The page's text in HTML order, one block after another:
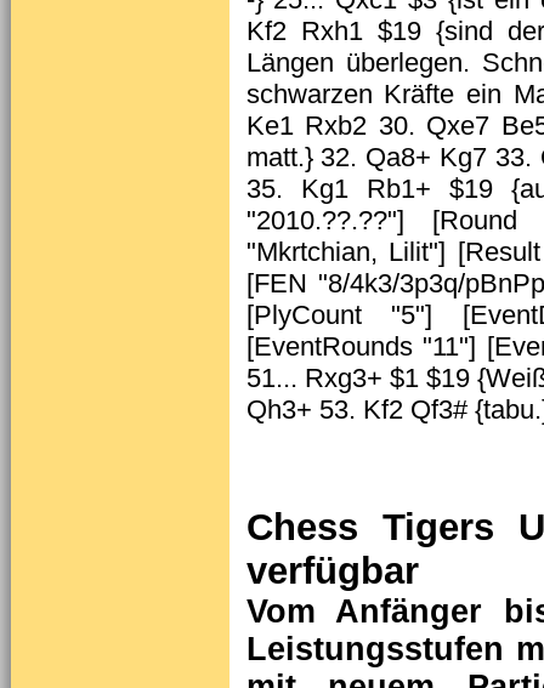
Chess Tigers
verfügbar
Vom Anfänger
Leistungsstufen